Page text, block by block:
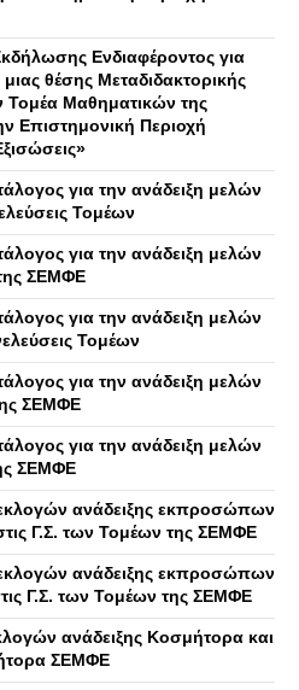
Ενδιαφέροντος για
θέσης Μεταδιδακτορικής
Τομέα Μαθηματικών της
Επιστημονική Περιοχή
για την ανάδειξη μελών
Τομέων
για την ανάδειξη μελών
ΣΕΜΦΕ
για την ανάδειξη μελών
Τομέων
για την ανάδειξη μελών
ΣΕΜΦΕ
για την ανάδειξη μελών
ΣΕΜΦΕ
ανάδειξης εκπροσώπων
Γ.Σ. των Τομέων της ΣΕΜΦΕ
ανάδειξης εκπροσώπων
Γ.Σ. των Τομέων της ΣΕΜΦΕ
ανάδειξης Κοσμήτορα και
ΣΕΜΦΕ